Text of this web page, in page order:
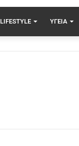
LIFESTYLE ΥΓΕΊΑ